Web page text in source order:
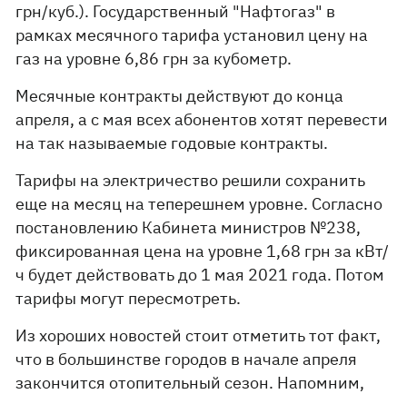
грн/куб.). Государственный "Нафтогаз" в
рамках месячного тарифа установил цену на
газ на уровне 6,86 грн за кубометр.
Месячные контракты действуют до конца
апреля, а с мая всех абонентов хотят перевести
на так называемые годовые контракты.
Тарифы на электричество решили сохранить
еще на месяц на теперешнем уровне. Согласно
постановлению Кабинета министров №238,
фиксированная цена на уровне 1,68 грн за кВт/
ч будет действовать до 1 мая 2021 года. Потом
тарифы могут пересмотреть.
Из хороших новостей стоит отметить тот факт,
что в большинстве городов в начале апреля
закончится отопительный сезон. Напомним,